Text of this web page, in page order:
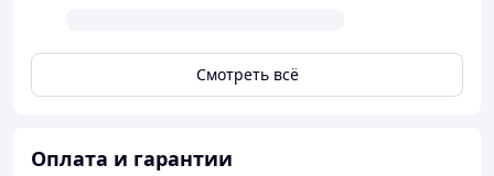
Смотреть всё
Оплата и гарантии